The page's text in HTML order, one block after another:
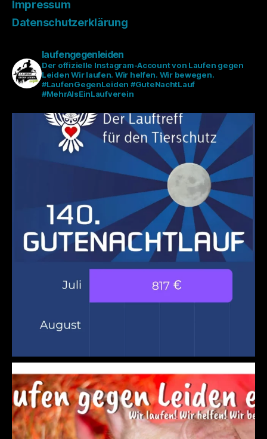
Impressum
Datenschutzerklärung
laufengegenleiden
Der offizielle Instagram-Account von Laufen gegen
LeidenWir laufen. Wir helfen. Wir bewegen.
#LaufenGegenLeiden #GuteNachtLauf
#MehrAlsEinLaufverein